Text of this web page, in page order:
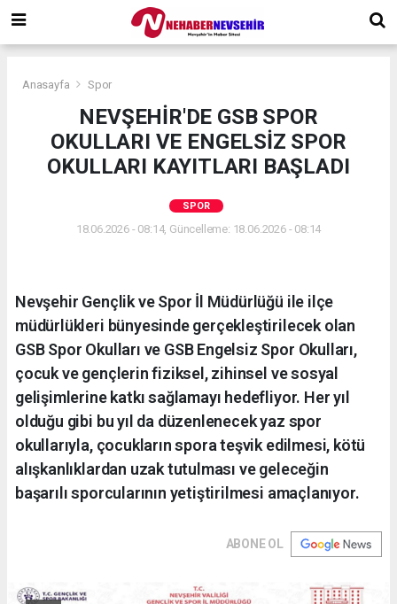
Anasayfa Spor
NEVŞEHİR'DE GSB SPOR
OKULLARI VE ENGELSİZ SPOR
OKULLARI KAYITLARI BAŞLADI
SPOR
18.06.2026 - 08:14, Güncelleme: 18.06.2026 - 08:14
Nevşehir Gençlik ve Spor İl Müdürlüğü ile ilçe
müdürlükleri bünyesinde gerçekleştirilecek olan
GSB Spor Okulları ve GSB Engelsiz Spor Okulları,
çocuk ve gençlerin fiziksel, zihinsel ve sosyal
gelişimlerine katkı sağlamayı hedefliyor. Her yıl
olduğu gibi bu yıl da düzenlenecek yaz spor
okullarıyla, çocukların spora teşvik edilmesi, kötü
alışkanlıklardan uzak tutulması ve geleceğin
başarılı sporcularının yetiştirilmesi amaçlanıyor.
ABONE OL